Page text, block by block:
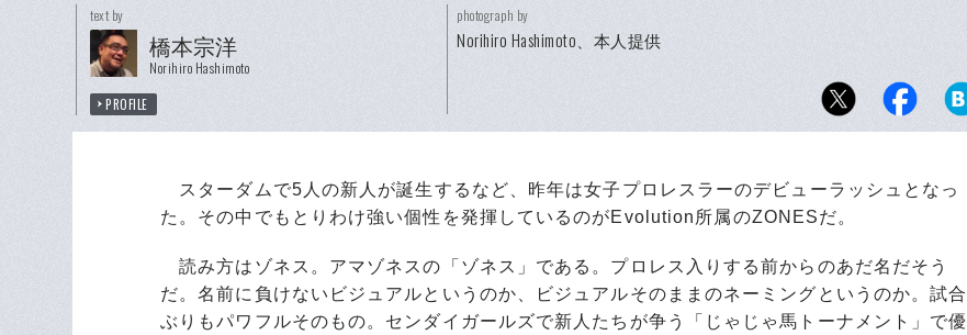
text by
橋本宗洋
Norihiro Hashimoto
PROFILE
photograph by
Norihiro Hashimoto、本人提供
スターダムで5人の新人が誕生するなど、昨年は女子プロレスラーのデビューラッシュとなっ
た。その中でもとりわけ強い個性を発揮しているのがEvolution所属のZONESだ。
読み方はゾネス。アマゾネスの「ゾネス」である。プロレス入りする前からのあだ名だそう
だ。名前に負けないビジュアルというのか、ビジュアルそのままのネーミングというのか。試合
ぶりもパワフルそのもの。センダイガールズで新人たちが争う「じゃじゃ馬トーナメント」で優